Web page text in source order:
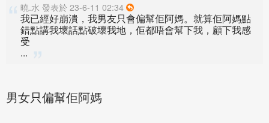
曉.水 發表於 23-6-11 02:34
我已經好崩潰，我男友只會偏幫佢阿媽。就算佢阿媽點
錯點講我壞話點破壞我地，佢都唔會幫下我，顧下我感
受
...
男女只偏幫佢阿媽